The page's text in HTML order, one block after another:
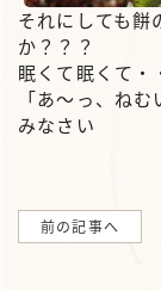
それにしても餅
か？？？
眠くて眠くて・
「あ～っ、ね
みなさい
前の記事へ